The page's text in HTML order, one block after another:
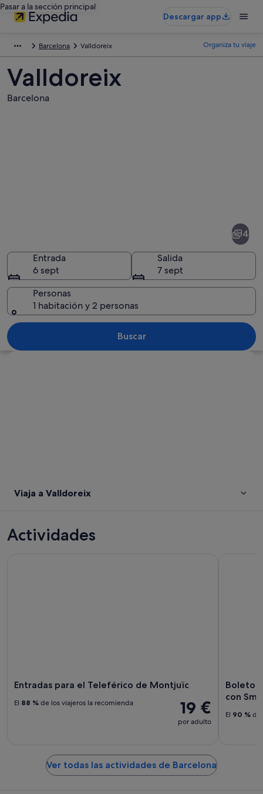
Pasar a la sección principal
Descargar app
Barcelona Valldoreix Organiza tu viaje
Valldoreix
Barcelona
Una torre con techo cónico,
4
Entrada
6 sept
Salida
7 sept
Personas
1 habitación y 2 personas
Buscar
Viaja a Valldoreix
Actividades
Entradas para el Teleférico de Montjuïc
19 €
por adulto
El 88 % de los viajeros la recomienda
Boletos
con
El 90 % de
Ver todas las actividades de Barcelona